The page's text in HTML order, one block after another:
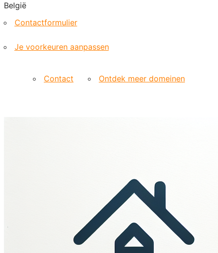
België
Contactformulier
Je voorkeuren aanpassen
Contact Ontdek meer domeinen